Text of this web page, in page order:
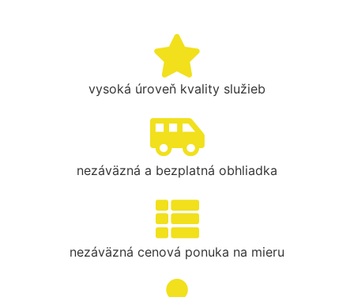
vysoká úroveň kvality služieb
nezáväzná a bezplatná obhliadka
nezáväzná cenová ponuka na mieru